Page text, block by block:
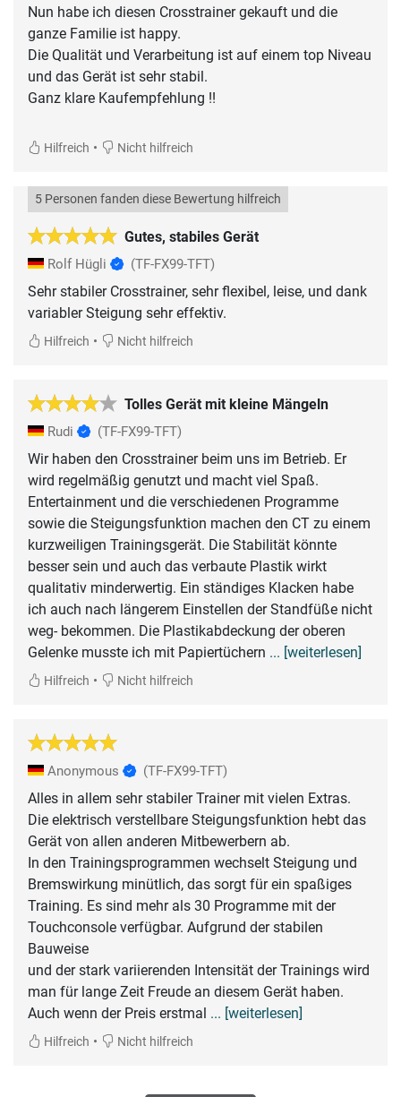
Nun habe ich diesen Crosstrainer gekauft und die
ganze Familie ist happy.
Die Qualität und Verarbeitung ist auf einem top Niveau
und das Gerät ist sehr stabil.
Ganz klare Kaufempfehlung !!
Hilfreich • Nicht hilfreich
Gutes, stabiles Gerät
5 Personen fanden diese Bewertung hilfreich
Rolf Hügli (TF-FX99-TFT)
Sehr stabiler Crosstrainer, sehr flexibel, leise, und dank
variabler Steigung sehr effektiv.
Hilfreich • Nicht hilfreich
Tolles Gerät mit kleine Mängeln
Rudi (TF-FX99-TFT)
Wir haben den Crosstrainer beim uns im Betrieb. Er
wird regelmäßig genutzt und macht viel Spaß.
Entertainment und die verschiedenen Programme
sowie die Steigungsfunktion machen den CT zu einem
kurzweiligen Trainingsgerät. Die Stabilität könnte
besser sein und auch das verbaute Plastik wirkt
qualitativ minderwertig. Ein ständiges Klacken habe
ich auch nach längerem Einstellen der Standfüße nicht
weg- bekommen. Die Plastikabdeckung der oberen
Gelenke musste ich mit Papiertüchern ... [weiterlesen]
Hilfreich • Nicht hilfreich
Anonymous (TF-FX99-TFT)
Alles in allem sehr stabiler Trainer mit vielen Extras.
Die elektrisch verstellbare Steigungsfunktion hebt das
Gerät von allen anderen Mitbewerbern ab.
In den Trainingsprogrammen wechselt Steigung und
Bremswirkung minütlich, das sorgt für ein spaßiges
Training. Es sind mehr als 30 Programme mit der
Touchconsole verfügbar. Aufgrund der stabilen
Bauweise
und der stark variierenden Intensität der Trainings wird
man für lange Zeit Freude an diesem Gerät haben.
Auch wenn der Preis erstmal ... [weiterlesen]
Hilfreich • Nicht hilfreich